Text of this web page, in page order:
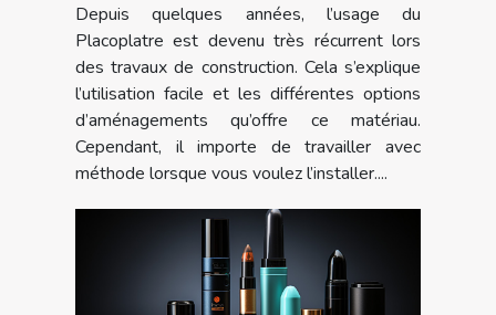
Depuis quelques années, l’usage du
Placoplatre est devenu très récurrent lors
des travaux de construction. Cela s’explique
l’utilisation facile et les différentes options
d’aménagements qu’offre ce matériau.
Cependant, il importe de travailler avec
méthode lorsque vous voulez l’installer....